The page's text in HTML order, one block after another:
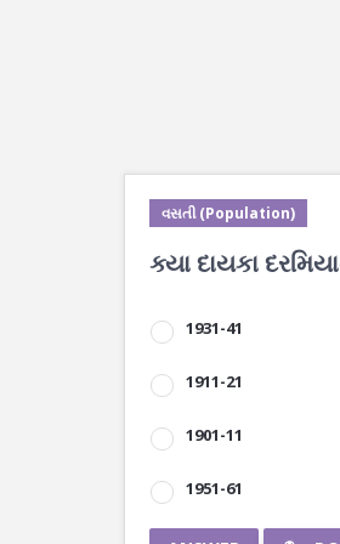
વસતી (Population)
ક્યા દાયકા
1931-41
1911-21
1901-11
1951-61